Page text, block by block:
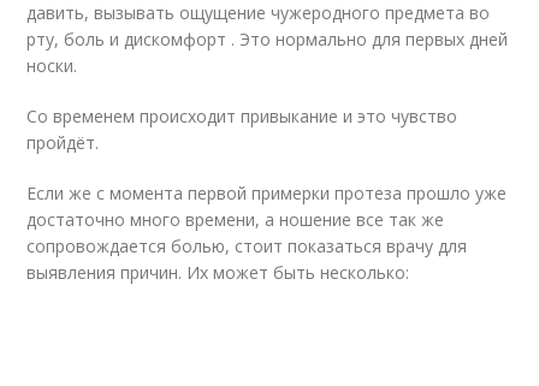
давить, вызывать ощущение чужеродного предмета во
рту, боль и дискомфорт . Это нормально для первых дней
носки.
Со временем происходит привыкание и это чувство
пройдёт.
Если же с момента первой примерки протеза прошло уже
достаточно много времени, а ношение все так же
сопровождается болью, стоит показаться врачу для
выявления причин. Их может быть несколько: